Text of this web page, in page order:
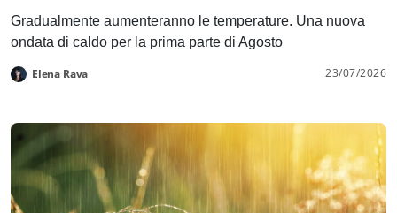
Gradualmente aumenteranno le temperature. Una nuova
ondata di caldo per la prima parte di Agosto
Elena Rava 23/07/2026